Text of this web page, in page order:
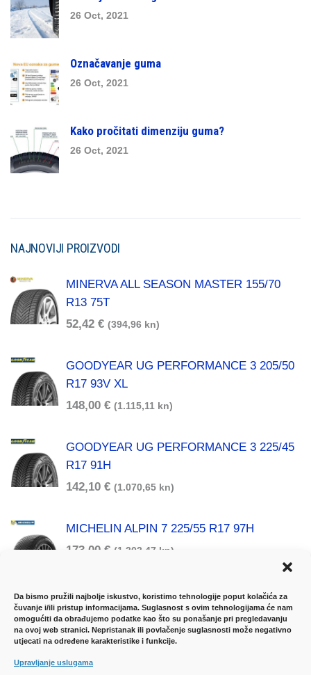
Da bismo pružili najbolje iskustvo, koristimo tehnologije poput kolačića za
čuvanje i/ili pristup informacijama. Suglasnost s ovim tehnologijama će nam
omogućiti da obrađujemo podatke kao što su ponašanje pri pregledavanju
na ovoj web stranici. Nepristanak ili povlačenje suglasnosti može negativno
utjecati na određene karakteristike i funkcije.
Upravljanje uslugama
26 Oct, 2021
Označavanje guma
26 Oct, 2021
Kako pročitati dimenziju guma?
26 Oct, 2021
NAJNOVIJI PROIZVODI
MINERVA ALL SEASON MASTER 155/70
R13 75T
52,42 € (394,96 kn)
GOODYEAR UG PERFORMANCE 3 205/50
R17 93V XL
148,00 € (1.115,11 kn)
GOODYEAR UG PERFORMANCE 3 225/45
R17 91H
142,10 € (1.070,65 kn)
MICHELIN ALPIN 7 225/55 R17 97H
173,00 € (1.303,47 kn)
UVJETI KORIŠTENJA